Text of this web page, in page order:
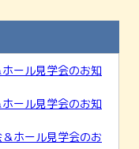
ール見学会のお知
ール見学会のお知
ホール見学会のお